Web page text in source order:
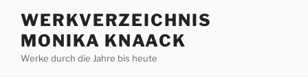
Inhalt
springen
WERKVERZEICHNIS
MONIKA KNAACK
Werke durch die Jahre bis heute